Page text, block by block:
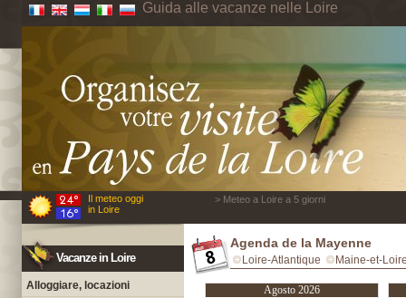
Guida alle vacanze nelle Loire
Il meteo oggi
in Loire
> Meteo a Loire a 5 giorni
Vacanze in Loire
Alloggiare, locazioni
Agenda de la Mayenne
Loire-Atlantique Maine-et-
Agosto 2026